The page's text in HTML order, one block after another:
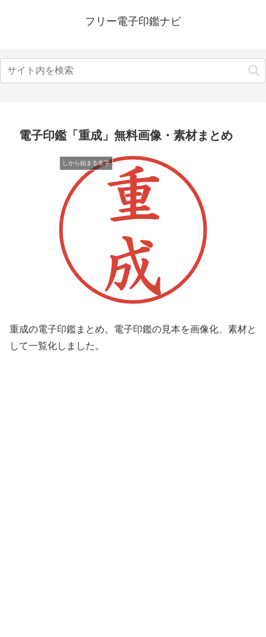
フリー電子印鑑ナビ
電子印鑑「重成」無料画像・素材まとめ
しから始まる名字
重成の電子印鑑まとめ。電子印鑑の見本を画像化、素材と
して一覧化しました。